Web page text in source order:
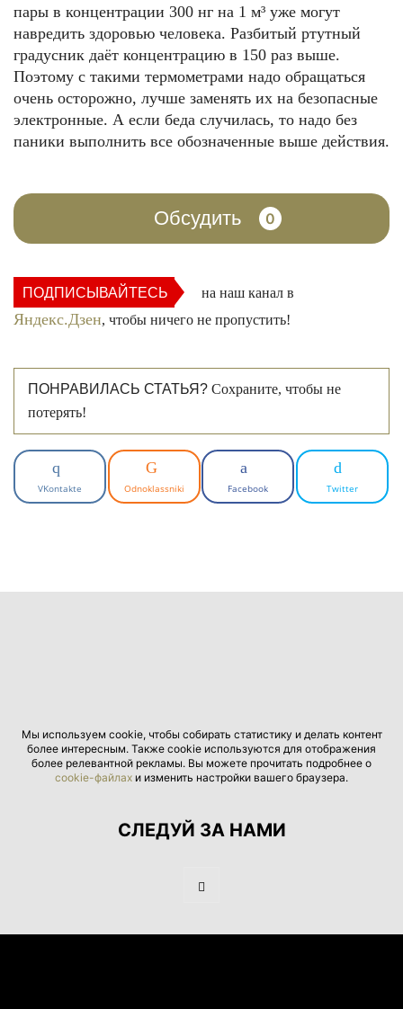
пары в концентрации 300 нг на 1 м³ уже могут
навредить здоровью человека. Разбитый ртутный
градусник даёт концентрацию в 150 раз выше.
Поэтому с такими термометрами надо обращаться
очень осторожно, лучше заменять их на безопасные
электронные. А если беда случилась, то надо без
паники выполнить все обозначенные выше действия.
Обсудить 0
ПОДПИСЫВАЙТЕСЬ на наш канал в
Яндекс.Дзен, чтобы ничего не пропустить!
ПОНРАВИЛАСЬ СТАТЬЯ? Сохраните, чтобы не
потерять!
VKontakte Odnoklassniki Facebook Twitter
Мы используем cookie, чтобы собирать статистику и делать контент
более интересным. Также cookie используются для отображения
более релевантной рекламы. Вы можете прочитать подробнее о
cookie-файлах и изменить настройки вашего браузера.
СЛЕДУЙ ЗА НАМИ